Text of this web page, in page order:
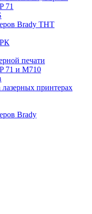
71
Brady THT
печати
71 и M710
принтерах
Brady